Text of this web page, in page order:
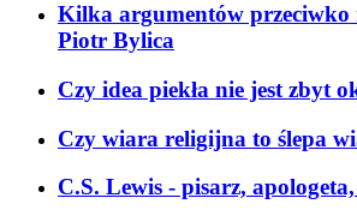
Kilka argumentów przeciwko
Piotr Bylica
Czy idea piekła nie jest zbyt
Czy wiara religijna to ślepa
C.S. Lewis - pisarz,